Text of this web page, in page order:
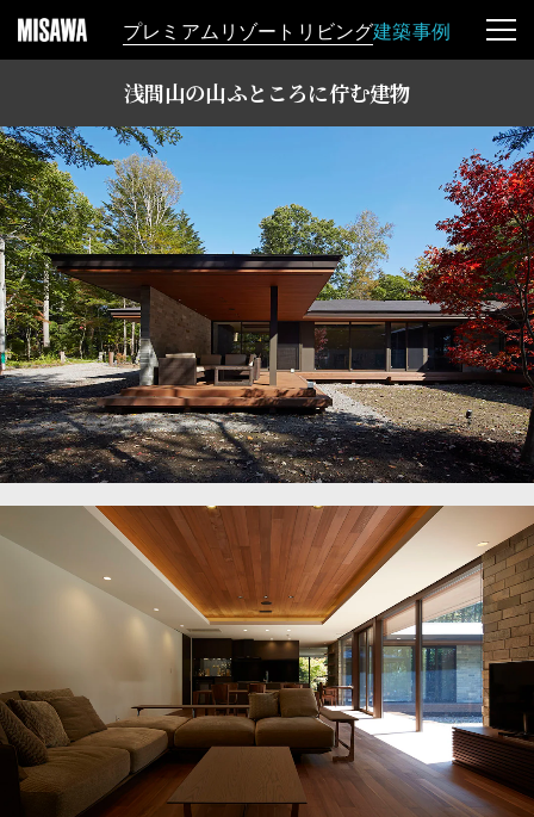
プレミアムリゾートリビング建築事例
浅間山の山ふところに佇む建物